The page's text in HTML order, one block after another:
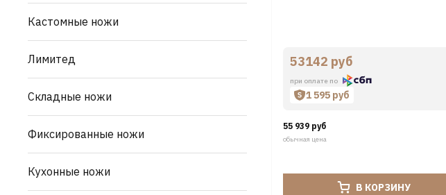
53142 руб
при оплате по
1 595 руб
55 939 руб
обычная цена
В КОРЗИНУ
Кастомные ножи
Лимитед
Складные ножи
Фиксированные ножи
Кухонные ножи